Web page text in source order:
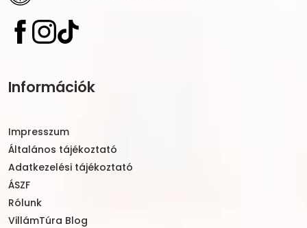
Információk
Impresszum
Általános tájékoztató
Adatkezelési tájékoztató
ÁSZF
Rólunk
VillámTúra Blog